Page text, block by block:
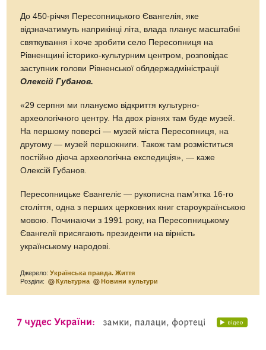
До 450-річчя Пересопницького Євангелія, яке
відзначатимуть наприкінці літа, влада планує масштабні
святкування і хоче зробити село Пересопниця на
Рівненщині історико-культурним центром, розповідає
заступник голови Рівненської облдержадміністрації
Олексій Губанов.
«29 серпня ми плануємо відкриття культурно-
археологічного центру. На двох рівнях там буде музей.
На першому поверсі — музей міста Пересопниця, на
другому — музей першокниги. Також там розміститься
постійно діюча археологічна експедиція», — каже
Олексій Губанов.
Пересопницьке Євангеліє — рукописна пам'ятка 16-го
століття, одна з перших церковних книг староукраїнською
мовою. Починаючи з 1991 року, на Пересопницькому
Євангелії присягають президенти на вірність
українському народові.
Джерело:Українська правда. Життя
Розділи:
Культурна Новини культури